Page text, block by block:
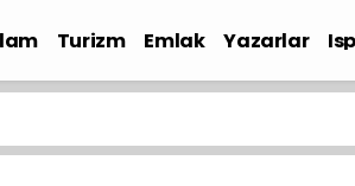
Turizm Emlak Yazarlar